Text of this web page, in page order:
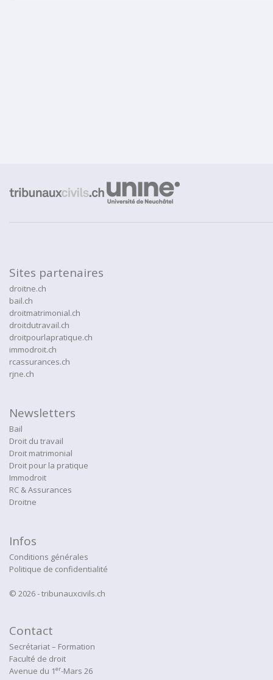
Sites partenaires
droitne.ch
bail.ch
droitmatrimonial.ch
droitdutravail.ch
droitpourlapratique.ch
immodroit.ch
rcassurances.ch
rjne.ch
Newsletters
Bail
Droit du travail
Droit matrimonial
Droit pour la pratique
Immodroit
RC & Assurances
Droitne
Infos
Conditions générales
Politique de confidentialité
© 2026 - tribunauxcivils.ch
Contact
Secrétariat – Formation
Faculté de droit
Avenue du 1er-Mars 26